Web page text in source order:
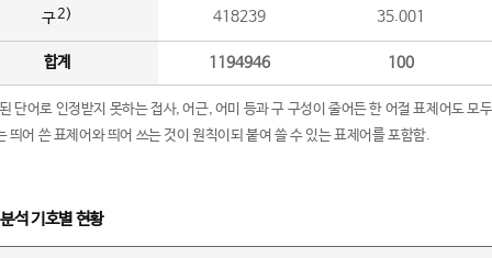
구2) 418239 35.001
합계 1194946 100
단어로 인정받지 못하는 접사, 어근, 어미 등과 구 구성이 줄어든 한 어절 표제어도 모
띄어 쓴 표제어와 띄어 쓰는 것이 원칙이되 붙여 쓸 수 있는 표제어를 포함함.
석 기호별 현황